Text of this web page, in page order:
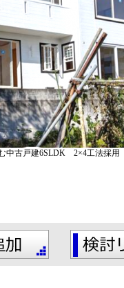
中古戸建6SLDK 2×4工法採